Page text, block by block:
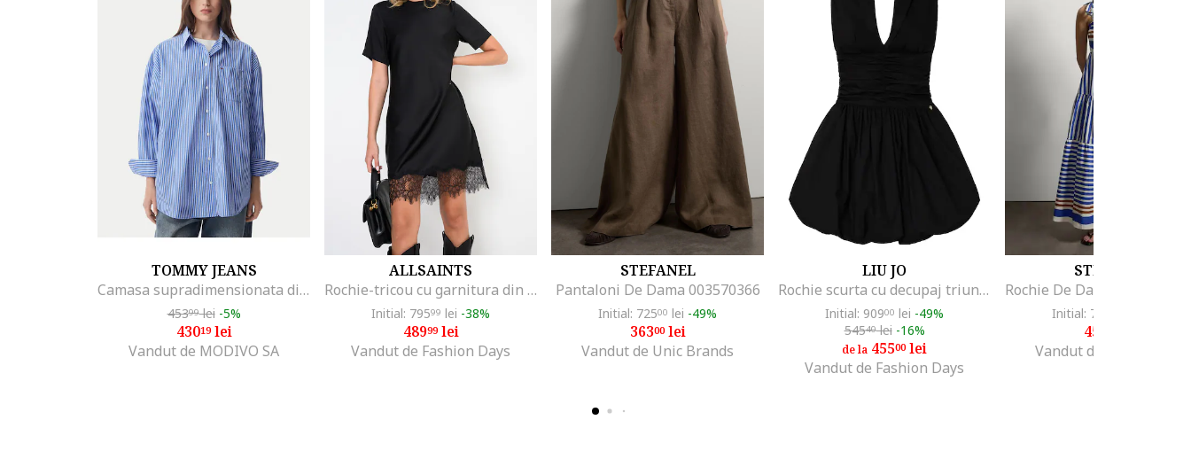
TOMMY JEANS
Camasa supradimensionata din amestec de bumbac organic cu model in dungi
45399lei -5%
43019lei
Vandut de MODIVO SA
ALLSAINTS
Rochie-tricou cu garnitura din dantela, Negru
Initial: 79599 lei -38%
48999lei
Vandut de Fashion Days
STEFANEL
Pantaloni De Dama 003570366
Initial: 72500 lei -49%
36300lei
Vandut de Unic Brands
LIU JO
Rochie scurta cu decupaj triunghiular pe partea din spate, Negru
Initial: 90900 lei -49%
54540lei -16%
de la 45500lei
Vandut de Fashion Days
STEFANEL
Initial: 750
450
Vandut de Unic Brands